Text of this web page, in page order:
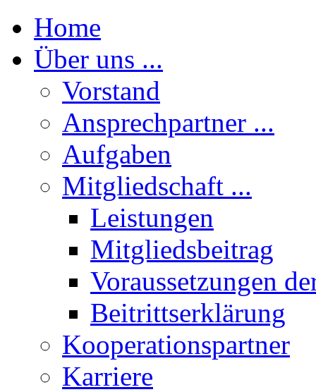
Home
Über uns ...
Vorstand
Ansprechpartner ...
Aufgaben
Mitgliedschaft ...
Leistungen
Mitgliedsbeitrag
Voraussetzungen
Beitrittserklärung
Kooperationspartner
Karriere